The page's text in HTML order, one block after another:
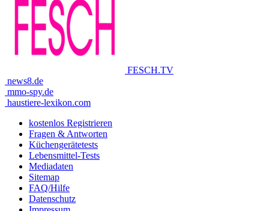
FESCH.TV
news8.de
mmo-spy.de
haustiere-lexikon.com
kostenlos Registrieren
Fragen & Antworten
Küchengerätetests
Lebensmittel-Tests
Mediadaten
Sitemap
FAQ/Hilfe
Datenschutz